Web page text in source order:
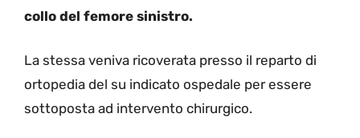
collo del femore sinistro.
La stessa veniva ricoverata presso il reparto di
ortopedia del su indicato ospedale per essere
sottoposta ad intervento chirurgico.